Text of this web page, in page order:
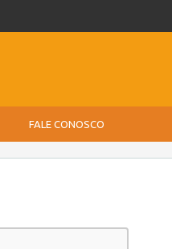
FALE CONOSCO